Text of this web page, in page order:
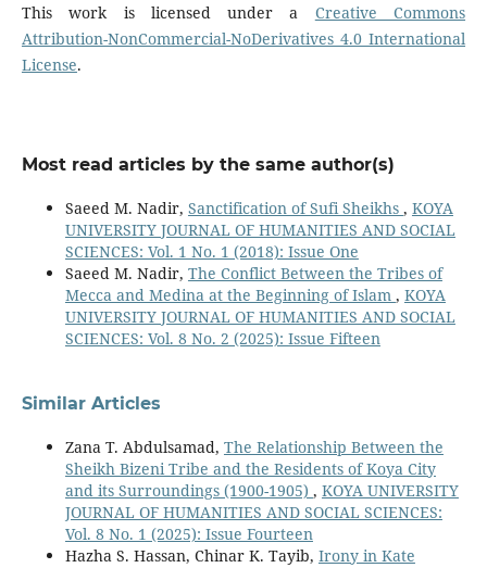
This work is licensed under a Creative Commons
Attribution-NonCommercial-NoDerivatives 4.0 International
License.
Most read articles by the same author(s)
Saeed M. Nadir, Sanctification of Sufi Sheikhs , KOYA
UNIVERSITY JOURNAL OF HUMANITIES AND SOCIAL
SCIENCES: Vol. 1 No. 1 (2018): Issue One
Saeed M. Nadir, The Conflict Between the Tribes of
Mecca and Medina at the Beginning of Islam , KOYA
UNIVERSITY JOURNAL OF HUMANITIES AND SOCIAL
SCIENCES: Vol. 8 No. 2 (2025): Issue Fifteen
Similar Articles
Zana T. Abdulsamad, The Relationship Between the
Sheikh Bizeni Tribe and the Residents of Koya City
and its Surroundings (1900-1905) , KOYA UNIVERSITY
JOURNAL OF HUMANITIES AND SOCIAL SCIENCES:
Vol. 8 No. 1 (2025): Issue Fourteen
Hazha S. Hassan, Chinar K. Tayib, Irony in Kate